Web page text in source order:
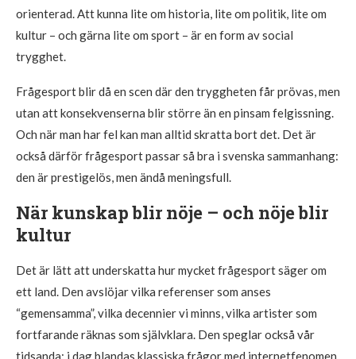
orienterad. Att kunna lite om historia, lite om politik, lite om
kultur – och gärna lite om sport – är en form av social
trygghet.
Frågesport blir då en scen där den tryggheten får prövas, men
utan att konsekvenserna blir större än en pinsam felgissning.
Och när man har fel kan man alltid skratta bort det. Det är
också därför frågesport passar så bra i svenska sammanhang:
den är prestigelös, men ändå meningsfull.
När kunskap blir nöje – och nöje blir
kultur
Det är lätt att underskatta hur mycket frågesport säger om
ett land. Den avslöjar vilka referenser som anses
“gemensamma”, vilka decennier vi minns, vilka artister som
fortfarande räknas som självklara. Den speglar också vår
tidsanda: i dag blandas klassiska frågor med internetfenomen,